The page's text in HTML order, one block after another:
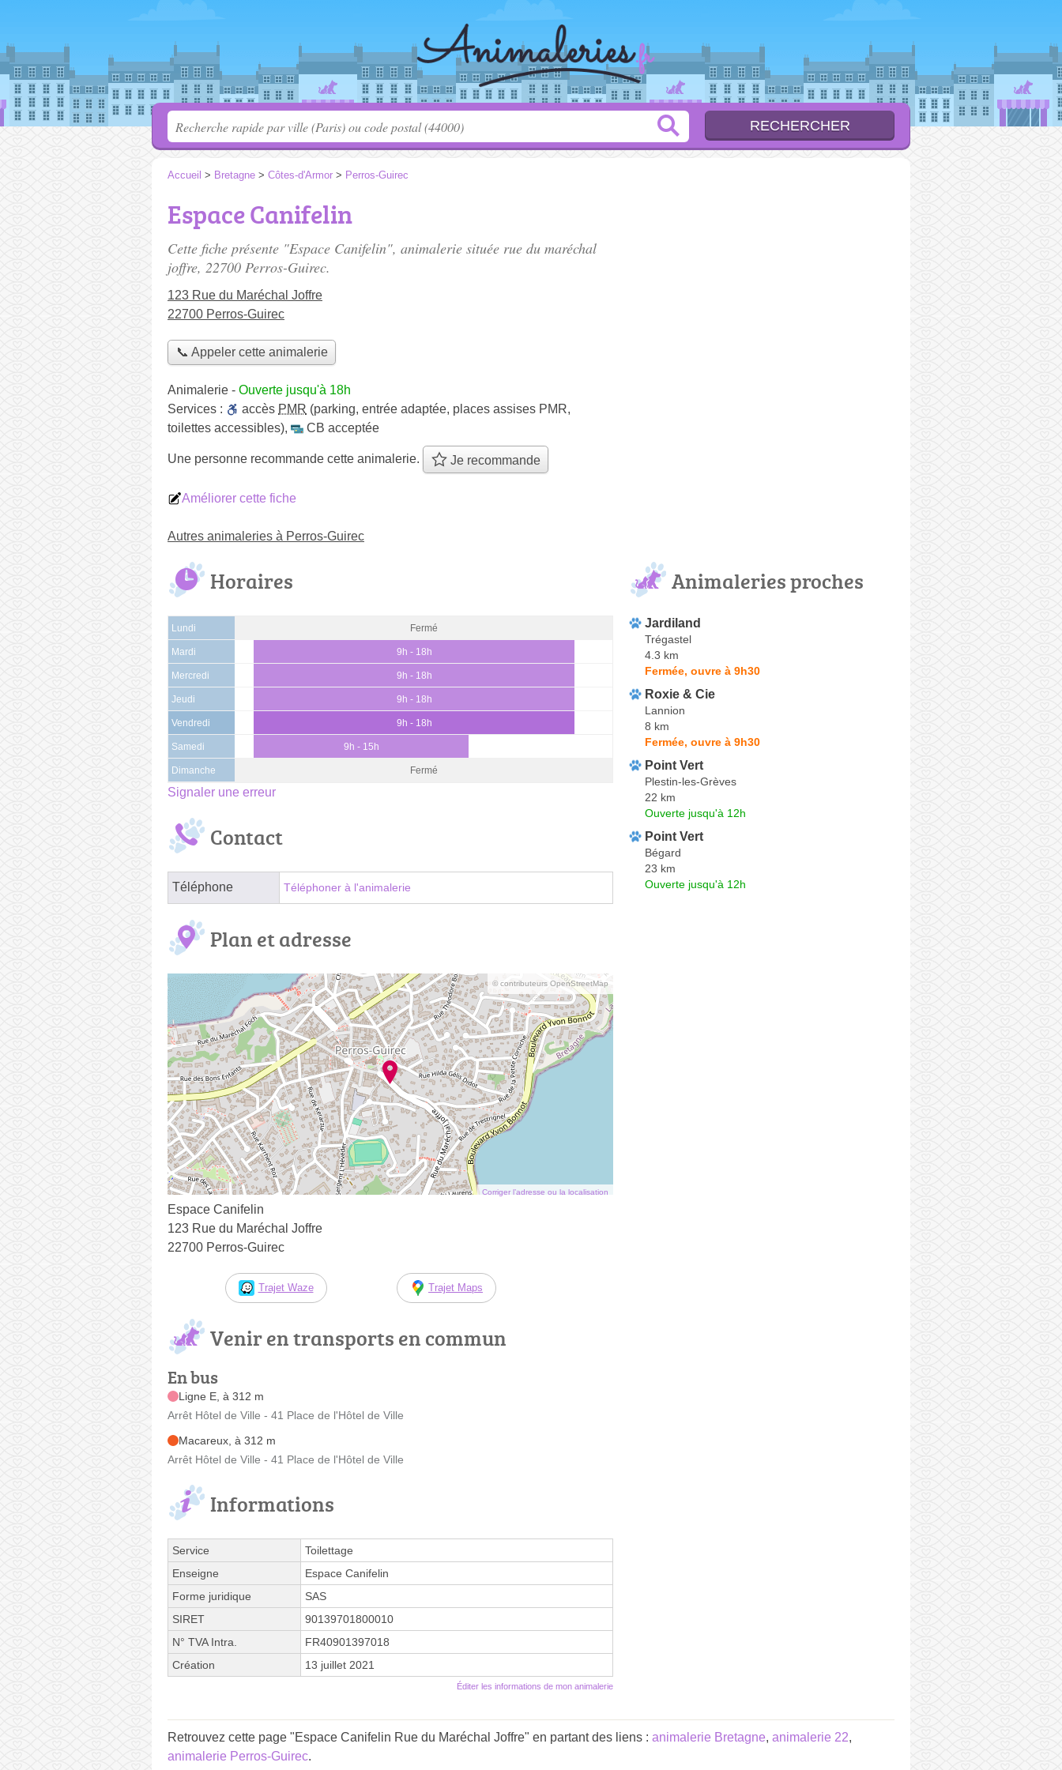
Accueil > Bretagne > Côtes-d'Armor > Perros-Guirec
Espace Canifelin
Cette fiche présente "Espace Canifelin", animalerie située rue du maréchal
joffre, 22700 Perros-Guirec.
123 Rue du Maréchal Joffre
22700 Perros-Guirec
📞 Appeler cette animalerie
Animalerie - Ouverte jusqu'à 18h
Services :
accès PMR (parking, entrée adaptée, places assises PMR,
toilettes accessibles), CB acceptée
Une personne recommande cette animalerie. Je recommande
Améliorer cette fiche
Autres animaleries à Perros-Guirec
Horaires
Lundi Fermé
Mardi 9h - 18h
Mercredi 9h - 18h
Jeudi 9h - 18h
Vendredi 9h - 18h
Samedi 9h - 15h
Dimanche Fermé
Signaler une erreur
Contact
Téléphone Téléphoner à l'animalerie
Plan et adresse
© contributeurs OpenStreetMap
Corriger l’adresse ou la localisation
Espace Canifelin
123 Rue du Maréchal Joffre
22700 Perros-Guirec
Trajet Waze Trajet Maps
Venir en transports en commun
En bus
Ligne E, à 312 m
Arrêt Hôtel de Ville - 41 Place de l'Hôtel de Ville
Macareux, à 312 m
Arrêt Hôtel de Ville - 41 Place de l'Hôtel de Ville
Informations
Service
Toilettage
Enseigne
Espace Canifelin
Forme juridique
SAS
SIRET
90139701800010
N° TVA Intra.
FR40901397018
Création
13 juillet 2021
Éditer les informations de mon animalerie
Animaleries proches
Jardiland
Trégastel
4.3 km
Fermée, ouvre à 9h30
Roxie & Cie
Lannion
8 km
Fermée, ouvre à 9h30
Point Vert
Plestin-les-Grèves
22 km
Ouverte jusqu'à 12h
Point Vert
Bégard
23 km
Ouverte jusqu'à 12h
Retrouvez cette page "Espace Canifelin Rue du Maréchal Joffre" en partant des liens : animalerie Bretagne, animalerie 22,
animalerie Perros-Guirec.